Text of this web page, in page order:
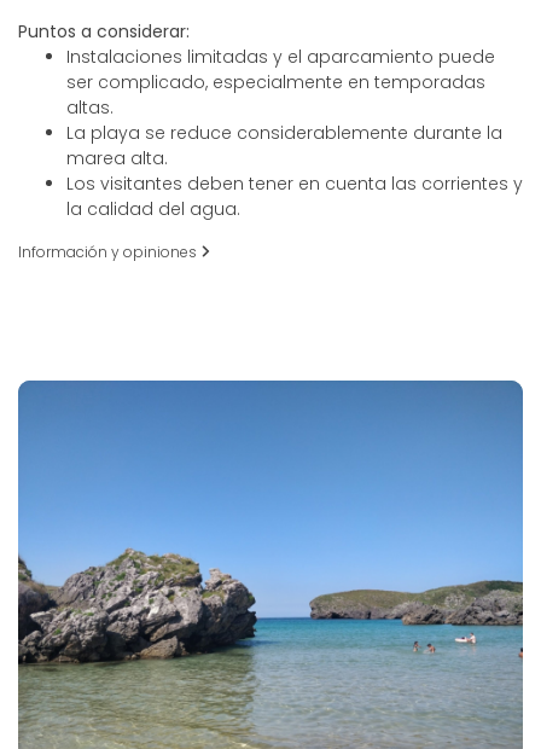
Puntos a considerar:
Instalaciones limitadas y el aparcamiento puede
ser complicado, especialmente en temporadas
altas.
La playa se reduce considerablemente durante la
marea alta.
Los visitantes deben tener en cuenta las corrientes y
la calidad del agua.
Información y opiniones